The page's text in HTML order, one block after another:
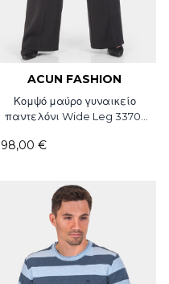
ACUN FASHION
Κομψό μαύρο γυναικείο
παντελόνι Wide Leg 3370-
98,00 €